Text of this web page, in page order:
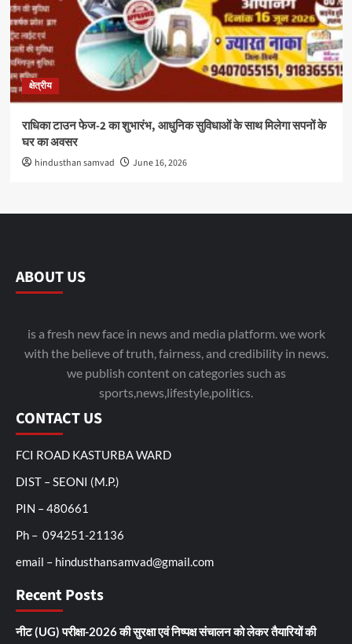
क्षेत्रीय
राधिका टाउन फेज-2 का शुभारंभ, आधुनिक सुविधाओं के साथ मिलेगा सपनों के
घर का अवसर
hindusthan samvad June 16, 2026
ABOUT US
is a fresh new face in news and media platform. we work
with the believe of truth, fairness, and credibility in news.
we publish content on categories such as
sports,news,lifestyle,politics.
CONTACT US
FCI ROAD KASTURBA WARD
DIST – SEONI (M.P.)
PIN – 480661
Ph – 094251-21136
email – hindusthansamvad@gmail.com
Recent Posts
नीट (UG) परीक्षा-2026 की सुरक्षा एवं निष्पक्ष संचालन को लेकर तैयारियों की